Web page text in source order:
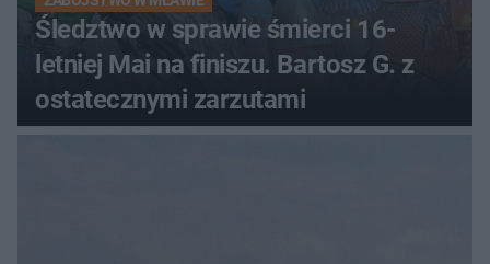
Śledztwo w sprawie śmierci 16-
letniej Mai na finiszu. Bartosz G. z
ostatecznymi zarzutami